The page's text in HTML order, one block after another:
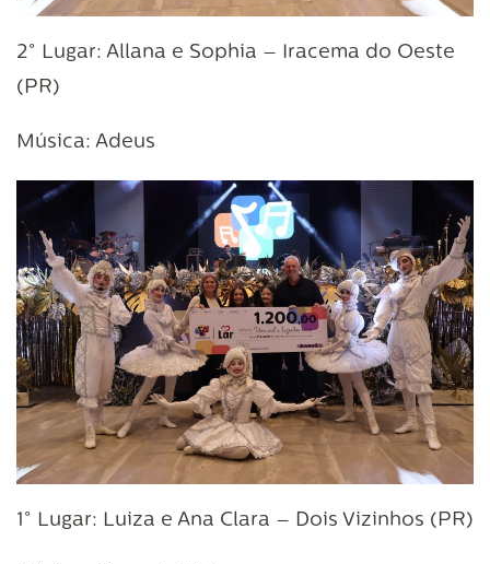
2° Lugar: Allana e Sophia – Iracema do Oeste
(PR)
Música: Adeus
1° Lugar: Luiza e Ana Clara – Dois Vizinhos (PR)